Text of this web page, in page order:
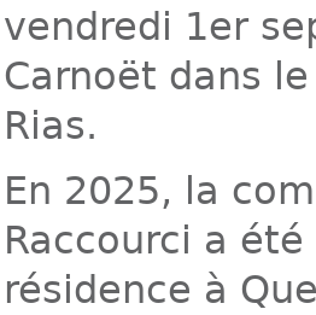
vendredi 1er
Carnoët dans
Rias.
En 2025, la
Raccourci a
résidence à